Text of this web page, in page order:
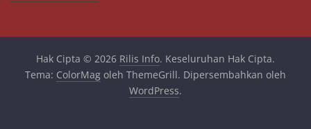
Hak Cipta © 2026 Rilis Info. Keseluruhan Hak Cipta.
Tema: ColorMagoleh ThemeGrill. Dipersembahkan oleh
WordPress.